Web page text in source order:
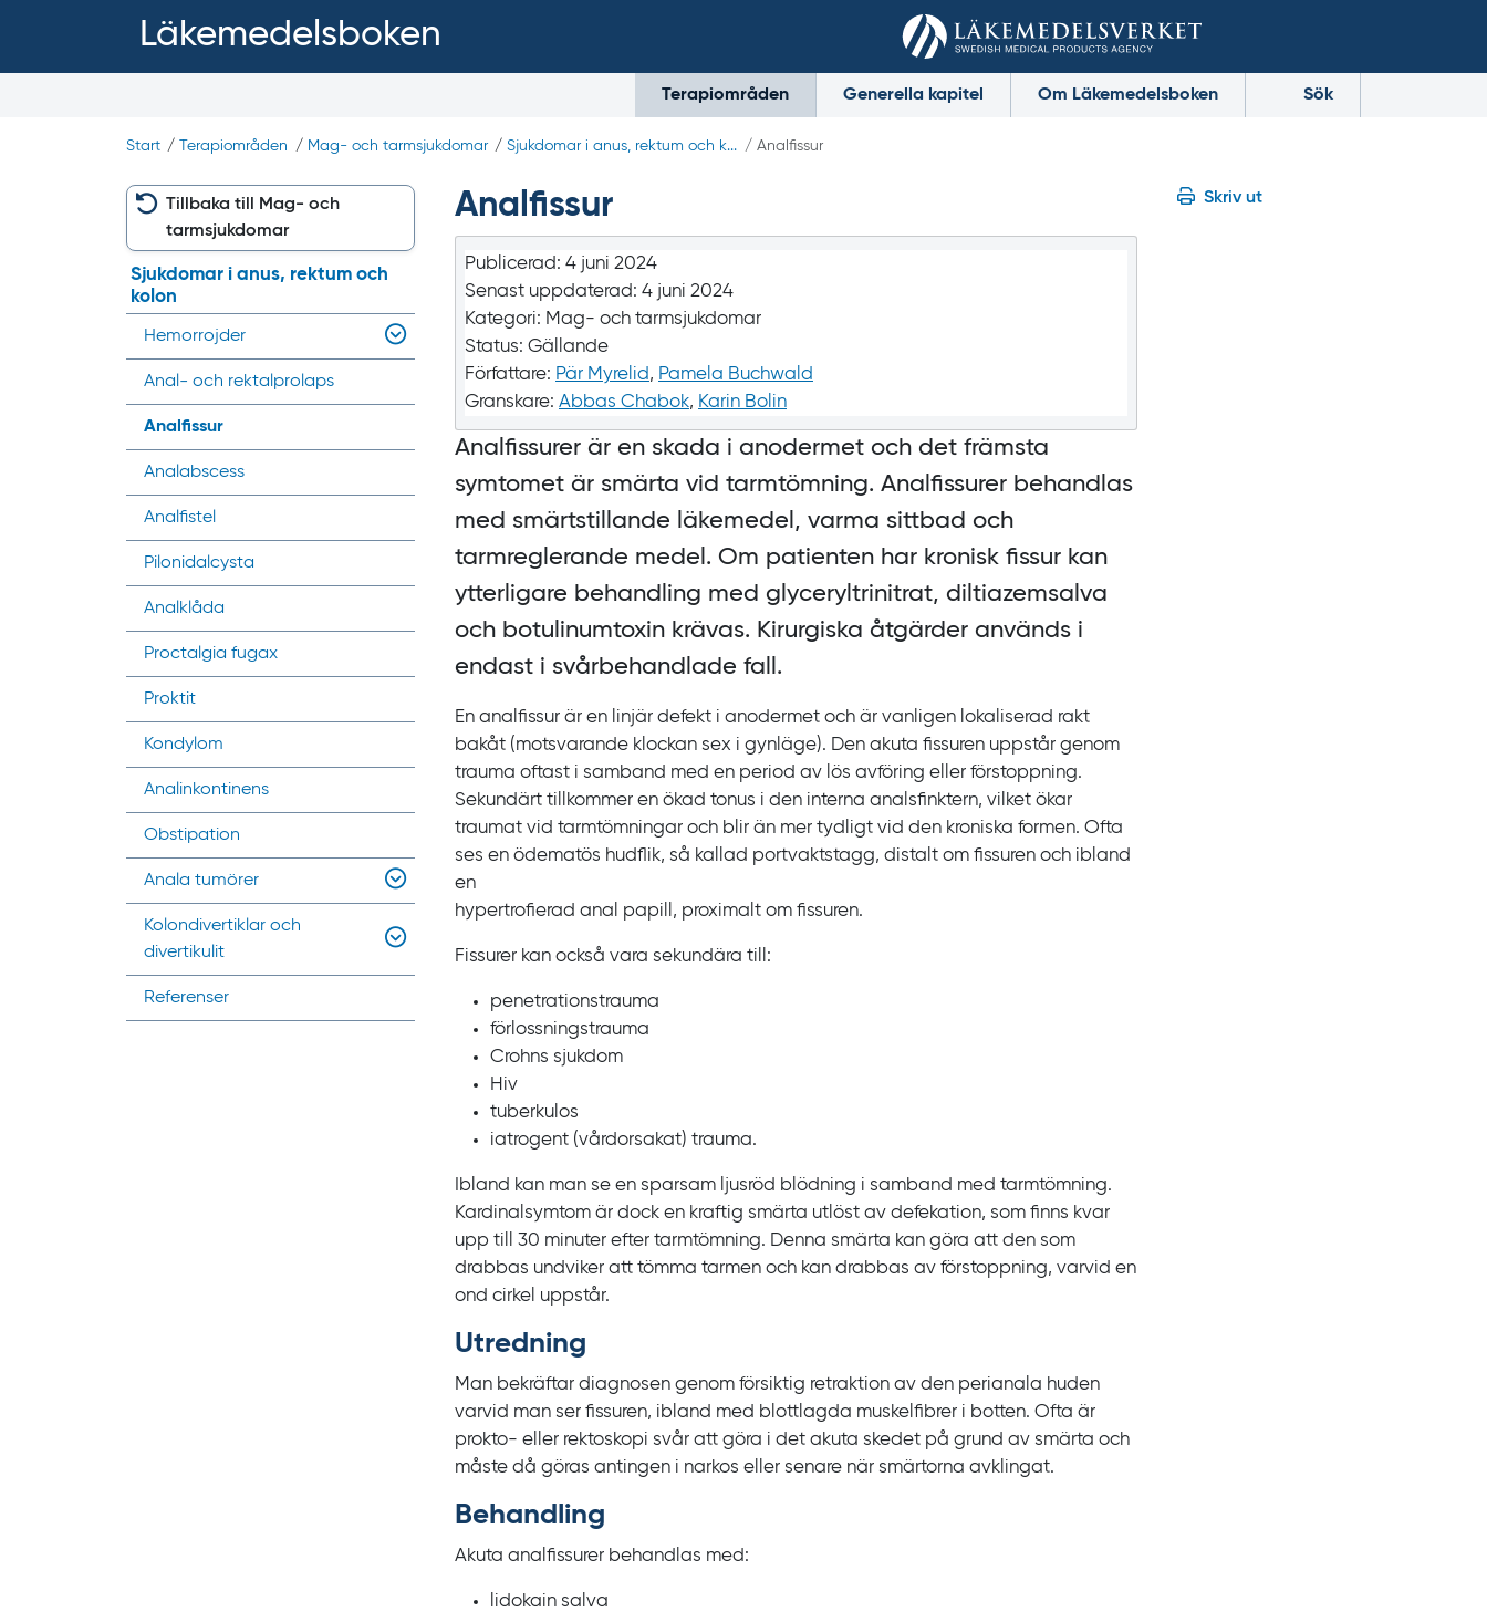
Läkemedelsboken
Terapiområden Generella kapitel Om Läkemedelsboken Sök
Start / Terapiområden / Mag- och tarmsjukdomar /Sjukdomar i anus, rektum och k... / Analfissur
Skriv ut
Analfissur
Publicerad: 4 juni 2024
Senast uppdaterad: 4 juni 2024
Kategori: Mag- och tarmsjukdomar
Status: Gällande
Författare: Pär Myrelid, Pamela Buchwald
Granskare: Abbas Chabok, Karin Bolin
Analfissurer är en skada i anodermet och det främsta
symtomet är smärta vid tarmtömning. Analfissurer behandlas
med smärtstillande läkemedel, varma sittbad och
tarmreglerande medel. Om patienten har kronisk fissur kan
ytterligare behandling med glyceryltrinitrat, diltiazemsalva
och botulinumtoxin krävas. Kirurgiska åtgärder används i
endast i svårbehandlade fall.
En analfissur är en linjär defekt i anodermet och är vanligen lokaliserad rakt
bakåt (motsvarande klockan sex i gynläge). Den akuta fissuren uppstår genom
trauma oftast i samband med en period av lös avföring eller förstoppning.
Sekundärt tillkommer en ökad tonus i den interna analsfinktern, vilket ökar
traumat vid tarmtömningar och blir än mer tydligt vid den kroniska formen. Ofta
ses en ödematös hudflik, så kallad portvaktstagg, distalt om fissuren och ibland
en
hypertrofierad anal papill, proximalt om fissuren.
Fissurer kan också vara sekundära till:
penetrationstrauma
förlossningstrauma
Crohns sjukdom
Hiv
tuberkulos
iatrogent (vårdorsakat) trauma.
Ibland kan man se en sparsam ljusröd blödning i samband med tarmtömning.
Kardinalsymtom är dock en kraftig smärta utlöst av defekation, som finns kvar
upp till 30 minuter efter tarmtömning. Denna smärta kan göra att den som
drabbas undviker att tömma tarmen och kan drabbas av förstoppning, varvid en
ond cirkel uppstår.
Utredning
Man bekräftar diagnosen genom försiktig retraktion av den perianala huden
varvid man ser fissuren, ibland med blottlagda muskelfibrer i botten. Ofta är
prokto- eller rektoskopi svår att göra i det akuta skedet på grund av smärta och
måste då göras antingen i narkos eller senare när smärtorna avklingat.
Behandling
Akuta analfissurer behandlas med:
lidokain salva
Tillbaka till Mag- och
tarmsjukdomar
Sjukdomar i anus, rektum och
kolon
Hemorrojder
Anal- och rektalprolaps
Analfissur
Analabscess
Analfistel
Pilonidalcysta
Analklåda
Proctalgia fugax
Proktit
Kondylom
Analinkontinens
Obstipation
Anala tumörer
Kolondivertiklar och
divertikulit
Referenser